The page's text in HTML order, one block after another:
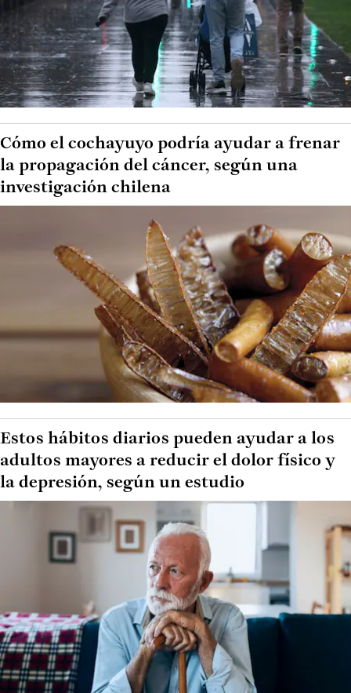
Cómo el cochayuyo podría ayudar a frenar
la propagación del cáncer, según una
investigación chilena
Estos hábitos diarios pueden ayudar a los
adultos mayores a reducir el dolor físico y
la depresión, según un estudio